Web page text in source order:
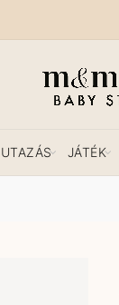
UTAZÁS JÁTÉK